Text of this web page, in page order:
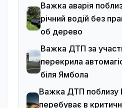
Важка аварія
річний водій без
об дерево
Важка ДТП за
перекрила
біля Ямбола
Важка ДТП поблизу
перебуває в